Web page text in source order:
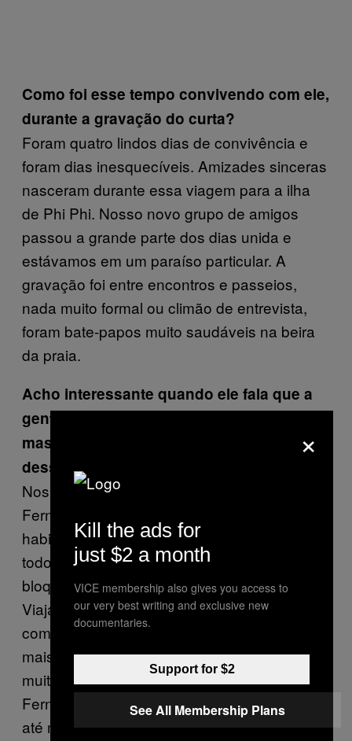
Como foi esse tempo convivendo com ele,
durante a gravação do curta?
Foram quatro lindos dias de convivência e
foram dias inesquecíveis. Amizades sinceras
nasceram durante essa viagem para a ilha
de Phi Phi. Nosso novo grupo de amigos
passou a grande parte dos dias unida e
estávamos em um paraíso particular. A
gravação foi entre encontros e passeios,
nada muito formal ou climão de entrevista,
foram bate-papos muito saudáveis na beira
da praia.
Acho interessante quando ele fala que a
gente costuma pensar que é impossível,
mas é possível. Você tirou alguma lição
dessa convivência com o Fernando?
Nos conectamos e minha identificação com o
Fernando é plena. O espírito do viajante
habita minha alma. Sempre acreditei que
todos os nossos sonhos são possíveis e os
bloqueios nascem e morrem dentro de nós.
Viajar e conhecer o mundo, ter pouco apego
com bens materiais, optar por estilo de vida
mais simples, essas questões conversam
muito com as minhas ideias. Considero o
Fernando um grande amigo, inclusive já veio
até me visitar em Curitiba.
×
Kill the ads for
just $2 a month
VICE membership also gives you access to
our very best writing and exclusive new
documentaries.
Support for $2
See All Membership Plans